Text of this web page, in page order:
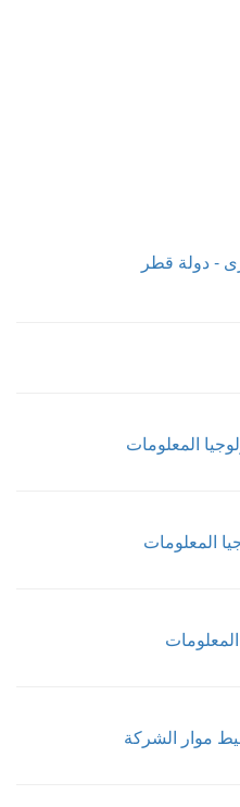
- دولة قطر
المعلومات
المعلومات
موار الشركة